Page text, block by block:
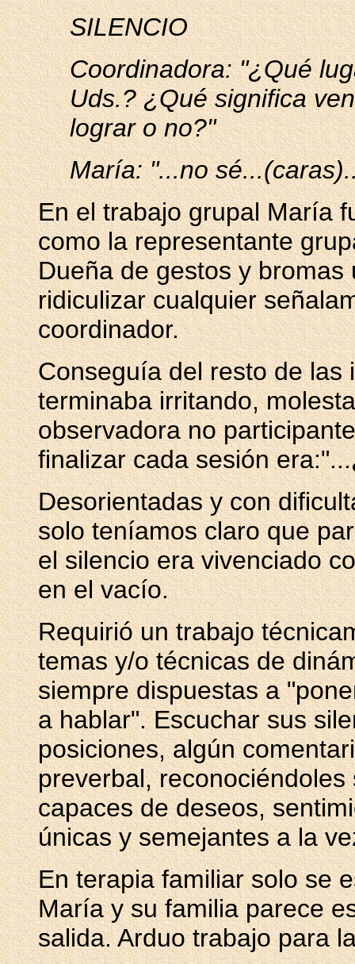
SILENCIO
Coordinadora: "¿Qué
Uds.? ¿Qué significa
lograr o no?"
María: "...no
En el trabajo grupal María
como la representante
Dueña de gestos y
ridiculizar cualquier
coordinador.
Conseguía del resto de las
terminaba irritando,
observadora no
finalizar cada sesión
Desorientadas y con
solo teníamos claro que
el silencio era vivenciado
en el vacío.
Requirió un trabajo
temas y/o técnicas de
siempre dispuestas a
a hablar". Escuchar sus
posiciones, algún
preverbal,
capaces de deseos,
únicas y semejantes a la
En terapia familiar solo se
María y su familia parece
salida. Arduo trabajo para